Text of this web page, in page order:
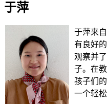
于萍
于萍来
有良好
观察并
子。在
孩子们
一个轻